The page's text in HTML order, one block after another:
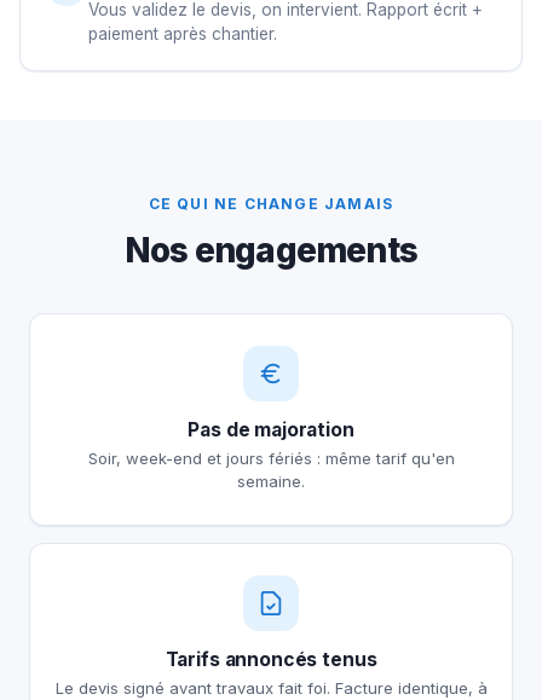
Vous validez le devis, on intervient. Rapport écrit +
paiement après chantier.
CE QUI NE CHANGE JAMAIS
Nos engagements
Pas de majoration
Soir, week-end et jours fériés : même tarif qu'en
semaine.
Tarifs annoncés tenus
Le devis signé avant travaux fait foi. Facture identique, à